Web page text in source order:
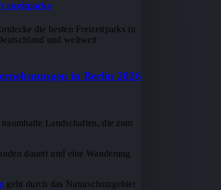
die besten Freizeitparks in
und weltweit
in Berlin 2026
Landschaften, die zum
dauert und eine Wanderung
geht durch das Naturschutzgebiet